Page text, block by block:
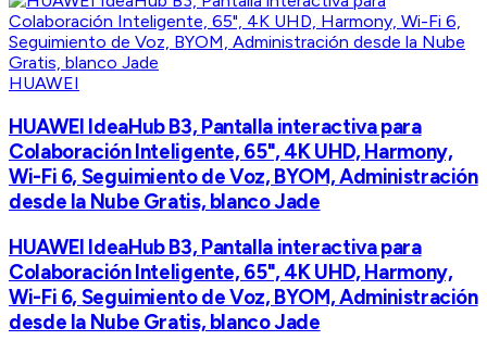
HUAWEI
HUAWEI IdeaHub B3, Pantalla interactiva para
Colaboración Inteligente, 65", 4K UHD, Harmony,
Wi-Fi 6, Seguimiento de Voz, BYOM, Administración
desde la Nube Gratis, blanco Jade
HUAWEI IdeaHub B3, Pantalla interactiva para
Colaboración Inteligente, 65", 4K UHD, Harmony,
Wi-Fi 6, Seguimiento de Voz, BYOM, Administración
desde la Nube Gratis, blanco Jade